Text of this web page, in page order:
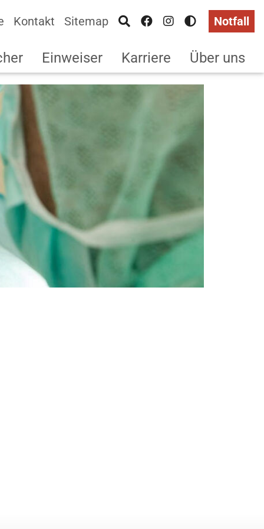
Kontakt Sitemap Notfall
Einweiser Karriere Über uns